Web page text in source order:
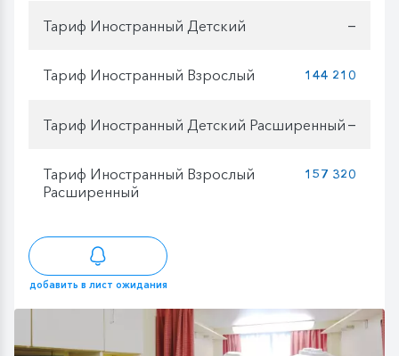
Тариф Иностранный Детский —
Тариф Иностранный Взрослый 144 210
Тариф Иностранный Детский Расширенный —
Тариф Иностранный Взрослый
Расширенный
157 320
добавить в лист ожидания